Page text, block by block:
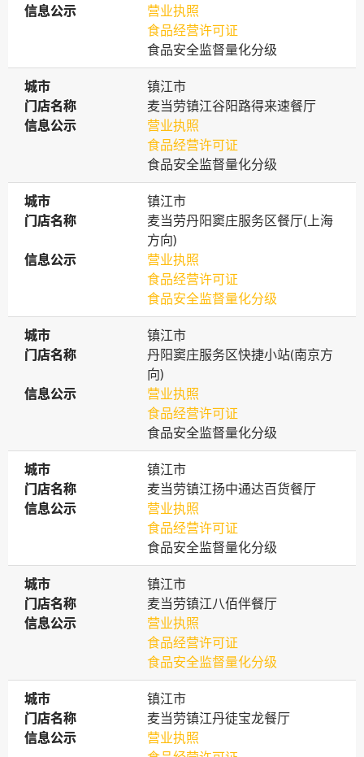
信息公示
信息公示
营业执照
食品经营许可证
食品安全监督量化分级
城市
城市
镇江市
门店名称
门店名称
麦当劳镇江谷阳路得来速餐厅
信息公示
信息公示
营业执照
食品经营许可证
食品安全监督量化分级
城市
城市
镇江市
门店名称
门店名称
麦当劳丹阳窦庄服务区餐厅(上海
方向)
信息公示
信息公示
营业执照
食品经营许可证
食品安全监督量化分级
城市
城市
镇江市
门店名称
门店名称
丹阳窦庄服务区快捷小站(南京方
向)
信息公示
信息公示
营业执照
食品经营许可证
食品安全监督量化分级
城市
城市
镇江市
门店名称
门店名称
麦当劳镇江扬中通达百货餐厅
信息公示
信息公示
营业执照
食品经营许可证
食品安全监督量化分级
城市
城市
镇江市
门店名称
门店名称
麦当劳镇江八佰伴餐厅
信息公示
信息公示
营业执照
食品经营许可证
食品安全监督量化分级
城市
城市
镇江市
门店名称
门店名称
麦当劳镇江丹徒宝龙餐厅
信息公示
信息公示
营业执照